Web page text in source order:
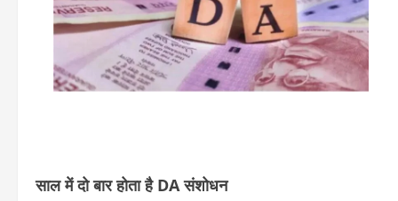
साल में दो बार होता है DA संशोधन